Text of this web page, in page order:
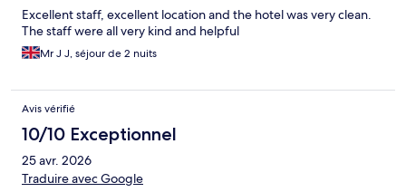
Excellent staff, excellent location and the hotel was very clean.
The staff were all very kind and helpful
Mr J J, séjour de 2 nuits
Avis vérifié
10/10 Exceptionnel
25 avr. 2026
Traduire avec Google